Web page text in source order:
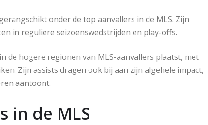
onder de top aanvallers in de MLS. Zijn
in reguliere seizoenswedstrijden en play-offs.
de hogere regionen van MLS-aanvallers plaatst, met
Zijn assists dragen ook bij aan zijn algehele impact,
aantoont.
in de MLS